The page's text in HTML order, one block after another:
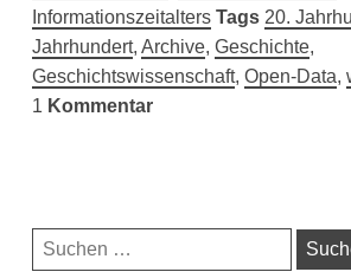
Informationszeitalters Tags 20.
Jahrhundert, Archive, Geschichte,
Geschichtswissenschaft, Open-Data,
1 Kommentar
Navigationsleiste
Suchen
nach: